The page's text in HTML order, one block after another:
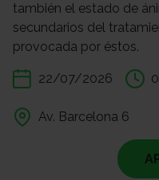
también el estado de
secundarios del
provocada por éstos.
22/07/2026
Av. Barcelona 6